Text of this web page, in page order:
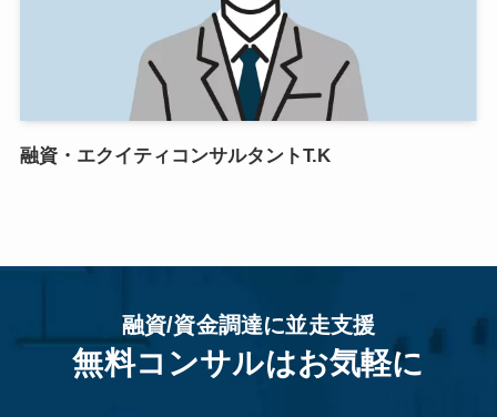
融資・エクイティコンサルタントT.K
融資/資金調達に並走支援
無料コンサルはお気軽に